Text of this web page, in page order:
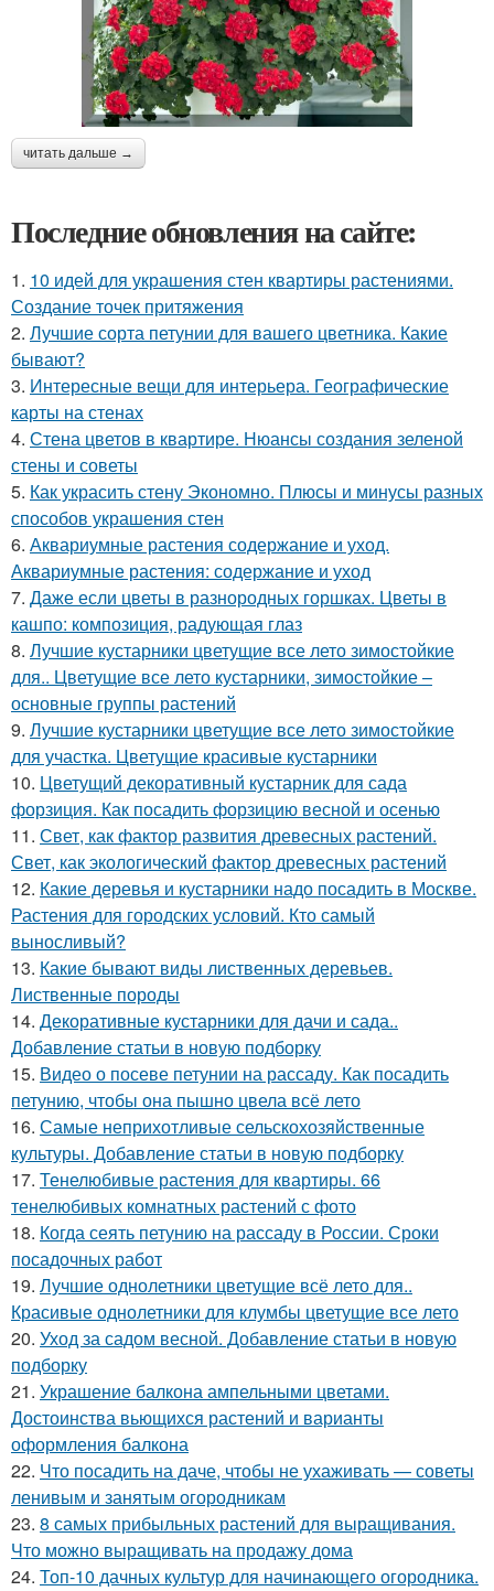
читать дальше →
Последние обновления на сайте:
1. 10 идей для украшения стен квартиры растениями.
Создание точек притяжения
2. Лучшие сорта петунии для вашего цветника. Какие
бывают?
3. Интересные вещи для интерьера. Географические
карты на стенах
4. Стена цветов в квартире. Нюансы создания зеленой
стены и советы
5. Как украсить стену Экономно. Плюсы и минусы разных
способов украшения стен
6. Аквариумные растения содержание и уход.
Аквариумные растения: содержание и уход
7. Даже если цветы в разнородных горшках. Цветы в
кашпо: композиция, радующая глаз
8. Лучшие кустарники цветущие все лето зимостойкие
для.. Цветущие все лето кустарники, зимостойкие –
основные группы растений
9. Лучшие кустарники цветущие все лето зимостойкие
для участка. Цветущие красивые кустарники
10. Цветущий декоративный кустарник для сада
форзиция. Как посадить форзицию весной и осенью
11. Свет, как фактор развития древесных растений.
Свет, как экологический фактор древесных растений
12. Какие деревья и кустарники надо посадить в Москве.
Растения для городских условий. Кто самый
выносливый?
13. Какие бывают виды лиственных деревьев.
Лиственные породы
14. Декоративные кустарники для дачи и сада..
Добавление статьи в новую подборку
15. Видео о посеве петунии на рассаду. Как посадить
петунию, чтобы она пышно цвела всё лето
16. Самые неприхотливые сельскохозяйственные
культуры. Добавление статьи в новую подборку
17. Тенелюбивые растения для квартиры. 66
тенелюбивых комнатных растений с фото
18. Когда сеять петунию на рассаду в России. Сроки
посадочных работ
19. Лучшие однолетники цветущие всё лето для..
Красивые однолетники для клумбы цветущие все лето
20. Уход за садом весной. Добавление статьи в новую
подборку
21. Украшение балкона ампельными цветами.
Достоинства вьющихся растений и варианты
оформления балкона
22. Что посадить на даче, чтобы не ухаживать — советы
ленивым и занятым огородникам
23. 8 самых прибыльных растений для выращивания.
Что можно выращивать на продажу дома
24. Топ-10 дачных культур для начинающего огородника.